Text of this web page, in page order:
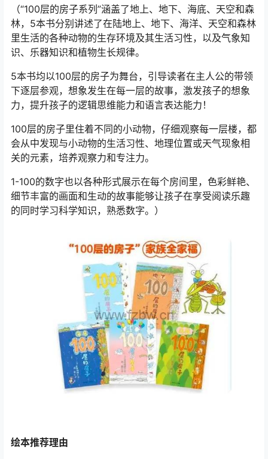
（“100层的房子系列”涵盖了地上、地下、海底、天空和森
林，5本书分别讲述了在陆地上、地下、海洋、天空和森林
里生活的各种动物的生存环境及其生活习性，以及气象知
识、乐器知识和植物生长规律。
5本书均以100层的房子为舞台，引导读者在主人公的带领
下逐层参观，想象发生在每一层的故事，激发孩子的想象
力，提升孩子的逻辑思维能力和语言表达能力！
100层的房子里住着不同的小动物，仔细观察每一层楼，都
会从中发现与小动物的生活习性、地理位置或天气现象相
关的元素，培养观察力和专注力。
1-100的数字也以各种形式展示在每个房间里，色彩鲜艳、
细节丰富的画面和生动的故事能够让孩子在享受阅读乐趣
的同时学习科学知识，熟悉数字。）
绘本推荐理由